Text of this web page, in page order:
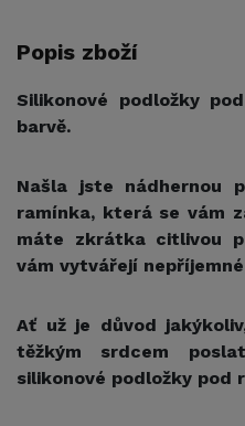
Popis zboží
Silikonové podložky
barvě.
Našla jste nádhernou
ramínka, která se vám
máte zkrátka citlivou
vám vytvářejí
Ať už je důvod
těžkým srdcem
silikonové podložky pod